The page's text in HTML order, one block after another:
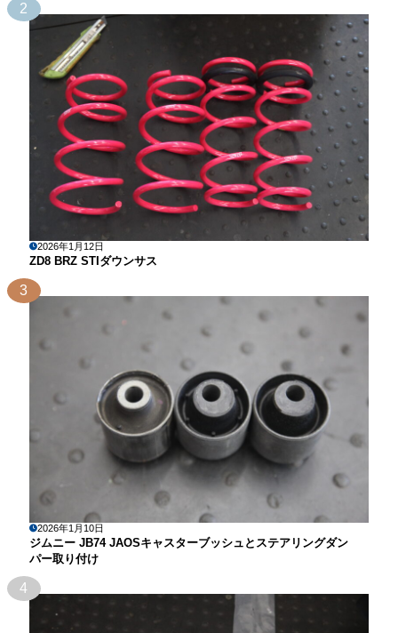
2
2026年1月12日
ZD8 BRZ STIダウンサス
3
2026年1月10日
ジムニー JB74 JAOSキャスターブッシュとステアリングダン
パー取り付け
4